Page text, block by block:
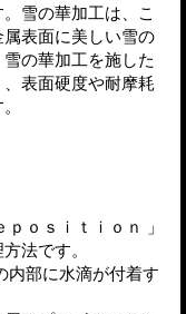
雪の華加工は、こ
表面に美しい雪の
の華加工を施した
表面硬度や耐摩耗
ｏｓｉｔｉｏｎ 」
法です。
内部に水滴が付着す